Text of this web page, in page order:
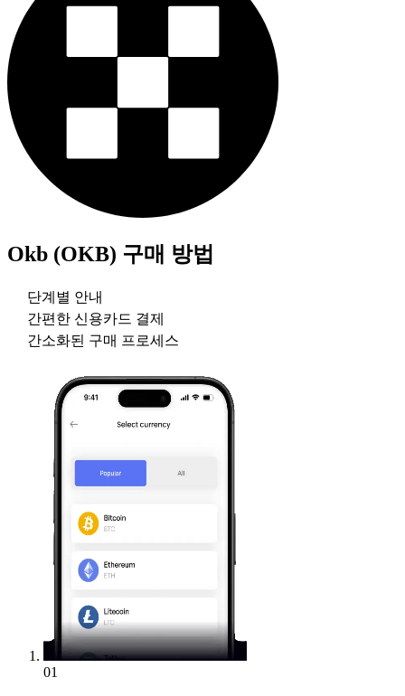
Okb (OKB) 구매 방법
단계별 안내
간편한 신용카드 결제
간소화된 구매 프로세스
01